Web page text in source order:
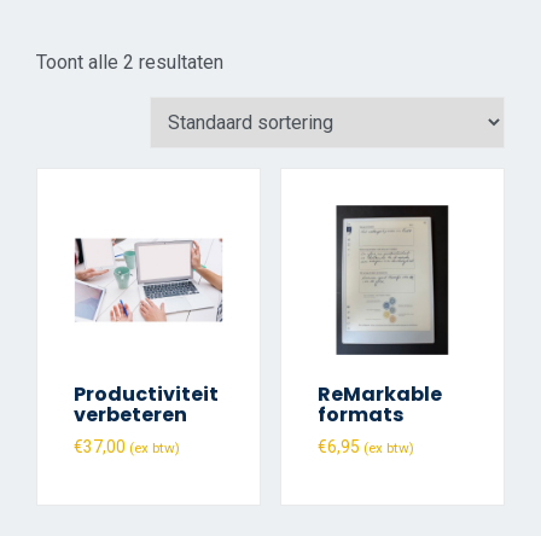
Toont alle 2 resultaten
Productiviteit
verbeteren
€37,00 (ex btw)
ReMarkable
formats
€6,95 (ex btw)